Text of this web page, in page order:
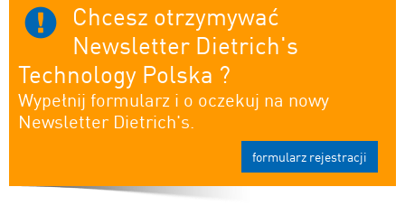
Chcesz otrzymywać
Newsletter Dietrich's
Technology Polska ?
Wypełnij formularz i o oczekuj na nowy
Newsletter Dietrich's.
formularz rejestracji